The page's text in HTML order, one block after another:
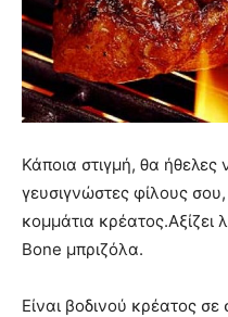
Κάποια στιγμή, θα ήθελες
γευσιγνώστες φίλους
κομμάτια κρέατος.Αξίζει
Bone μπριζόλα.
Είναι βοδινού κρέατος